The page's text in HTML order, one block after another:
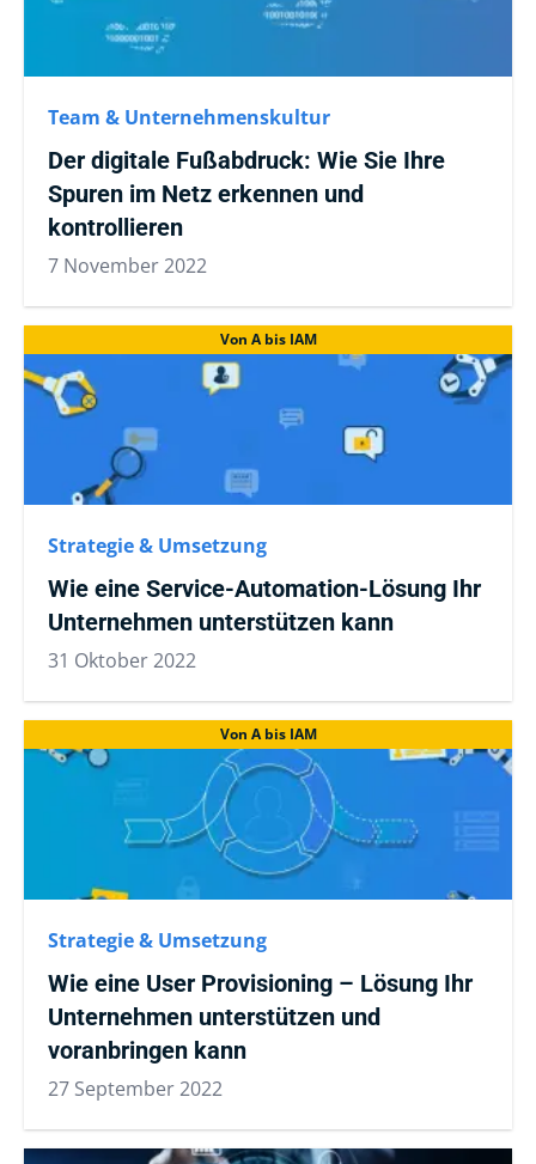
Team & Unternehmenskultur
Der digitale Fußabdruck: Wie Sie Ihre
Spuren im Netz erkennen und
kontrollieren
7 November 2022
Von A bis IAM
Strategie & Umsetzung
Wie eine Service-Automation-Lösung Ihr
Unternehmen unterstützen kann
31 Oktober 2022
Von A bis IAM
Strategie & Umsetzung
Wie eine User Provisioning – Lösung Ihr
Unternehmen unterstützen und
voranbringen kann
27 September 2022